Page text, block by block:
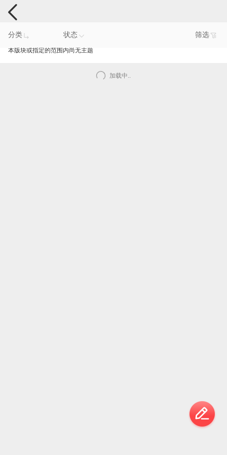
手机反馈
分类 状态 筛选
本版块或指定的范围内尚无主题
加载中..